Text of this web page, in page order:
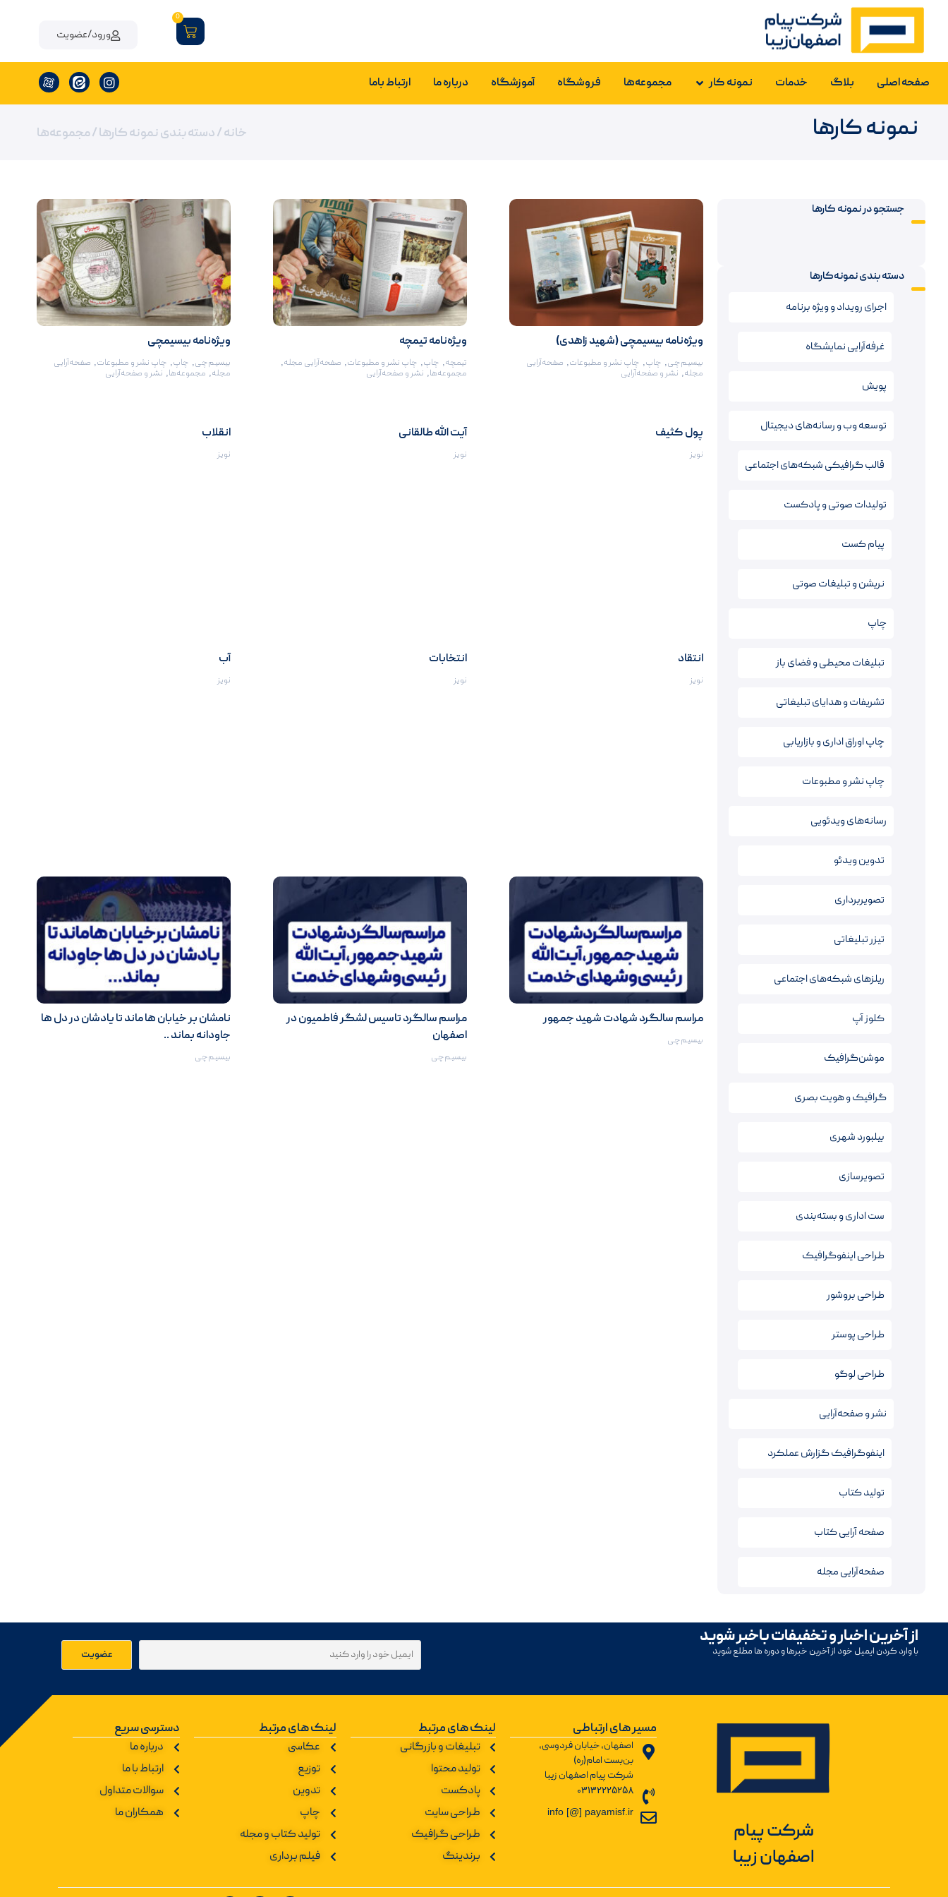
0
ورود/عضویت
صفحه اصلی بلاگ خدمات نمونه کار مجموعه‌ها فروشگاه آموزشگاه درباره ما ارتباط باما
نمونه کارها خانه/ دسته بندی نمونه کارها / مجموعه‌ها
جستجو در نمونه کارها
دسته بندی نمونه‌کارها
اجرای رویداد و ویژه برنامه
غرفه‌آرایی نمایشگاه
پویش
توسعه وب و رسانه‌های دیجیتال
قالب‌ گرافیکی شبکه‌های اجتماعی
تولیدات صوتی و پادکست
پیام کست
نریشن‌ و تبلیغات صوتی
چاپ
تبلیغات محیطی و فضای باز
تشریفات و هدایای تبلیغاتی
چاپ اوراق اداری و بازاریابی
چاپ نشر و مطبوعات
رسانه‌های ویدئویی
تدوین ویدئو
تصویربرداری
تیزر تبلیغاتی
ریلزهای شبکه‌های اجتماعی
کلوز آپ
موشن‌گرافیک
گرافیک و هویت بصری
بیلبورد شهری
تصویرسازی
ست اداری و بسته‌بندی
طراحی اینفوگرافیک
طراحی بروشور
طراحی پوستر
طراحی لوگو
نشر و صفحه‌آرایی
اینفوگرافیک‌ گزارش عملکرد
تولید کتاب
صفحه آرایی کتاب‌
صفحه‌آرایی مجله
ویژه‌نامه بیسیمچی (شهید زاهدی)
بیسیم‌چی, چاپ, چاپ نشر و مطبوعات, صفحه‌آرایی
مجله, نشر و صفحه‌آرایی
ویژه‌نامه تیمچه
تیمچه, چاپ, چاپ نشر و مطبوعات, صفحه‌آرایی مجله,
مجموعه‌ها, نشر و صفحه‌آرایی
ویژه‌نامه بیسیمچی
بیسیم‌چی, چاپ, چاپ نشر و مطبوعات, صفحه‌آرایی
مجله, مجموعه‌ها, نشر و صفحه‌آرایی
پول کثیف
نویز
آیت الله طالقانی
نویز
انقلاب
نویز
انتقاد
نویز
انتخابات
نویز
آب
نویز
مراسم سالگرد شهادت شهید جمهور
بیسیم‌چی
مراسم سالگرد تاسیس لشگر فاطمیون در
اصفهان
بیسیم‌چی
نامشان بر خیابان ها ماند تا یادشان در دل ها
جاودانه بماند ..
بیسیم‌چی
از آخرین اخبار و تخفیفات باخبر شوید
با وارد کردن ایمیل خود از آخرین خبرها و دوره ها مطلع شوید
شرکت پیام
اصفهان زیبا
مسیر های ارتباطی
اصفهان، خیابان فردوسی،
بن‌بست امام(ره)
شرکت پیام اصفهان زیبا
03132225258
info [@] payamisf.ir
لینک های مرتبط
تبلیغات و بازرگانی
تولید محتوا
پادکست
طراحی سایت
طراحی گرافیک
برندینگ
لینک های مرتبط
عکاسی
توزیع
تدوین
چاپ
تولید کتاب و مجله
فیلم برداری
دسترسی سریع
درباره ما
ارتباط با ما
سوالات متداول
همکاران ما